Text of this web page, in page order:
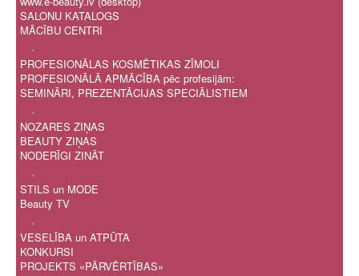
SALONU KATALOGS
MĀCĪBU CENTRI
.
PROFESIONĀLAS KOSMĒTIKAS ZĪMOLI
PROFESIONĀLĀ APMĀCĪBA pēc profesijām:
SEMINĀRI, PREZENTĀCIJAS SPECIĀLISTIEM
.
NOZARES ZIŅAS
BEAUTY ZIŅAS
NODERĪGI ZINĀT
.
STILS un MODE
Beauty TV
.
VESELĪBA un ATPŪTA
KONKURSI
PROJEKTS «PĀRVĒRTĪBAS»